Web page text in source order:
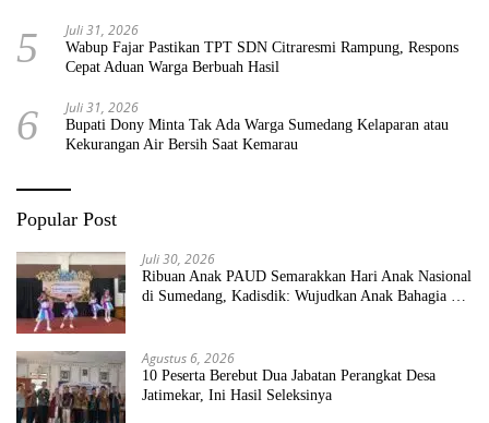
5 Juli 31, 2026
Wabup Fajar Pastikan TPT SDN Citraresmi Rampung, Respons
Cepat Aduan Warga Berbuah Hasil
6 Juli 31, 2026
Bupati Dony Minta Tak Ada Warga Sumedang Kelaparan atau
Kekurangan Air Bersih Saat Kemarau
Popular Post
Juli 30, 2026
Ribuan Anak PAUD Semarakkan Hari Anak Nasional
di Sumedang, Kadisdik: Wujudkan Anak Bahagia dan
Agustus 6, 2026
10 Peserta Berebut Dua Jabatan Perangkat Desa
Jatimekar, Ini Hasil Seleksinya